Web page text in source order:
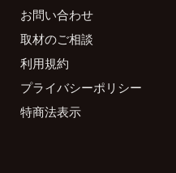
お問い合わせ
取材のご相談
利用規約
プライバシーポリシー
特商法表示